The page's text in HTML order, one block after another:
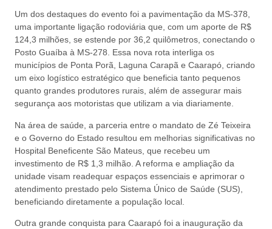
Um dos destaques do evento foi a pavimentação da MS-378,
uma importante ligação rodoviária que, com um aporte de R$
124,3 milhões, se estende por 36,2 quilômetros, conectando o
Posto Guaíba à MS-278. Essa nova rota interliga os
municípios de Ponta Porã, Laguna Carapã e Caarapó, criando
um eixo logístico estratégico que beneficia tanto pequenos
quanto grandes produtores rurais, além de assegurar mais
segurança aos motoristas que utilizam a via diariamente.
Na área de saúde, a parceria entre o mandato de Zé Teixeira
e o Governo do Estado resultou em melhorias significativas no
Hospital Beneficente São Mateus, que recebeu um
investimento de R$ 1,3 milhão. A reforma e ampliação da
unidade visam readequar espaços essenciais e aprimorar o
atendimento prestado pelo Sistema Único de Saúde (SUS),
beneficiando diretamente a população local.
Outra grande conquista para Caarapó foi a inauguração da